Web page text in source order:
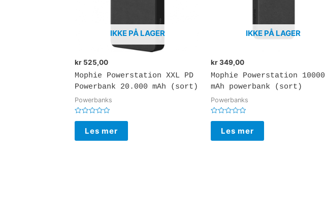
IKKE PÅ LAGER
kr 525,00
Mophie Powerstation XXL PD
Powerbank 20.000 mAh (sort)
Powerbanks
Vurdert
5
Les mer
IKKE PÅ LAGER
kr349,00
Mophie Powerstation 10000
mAh powerbank (sort)
Powerbanks
Vurdert
5
Les mer